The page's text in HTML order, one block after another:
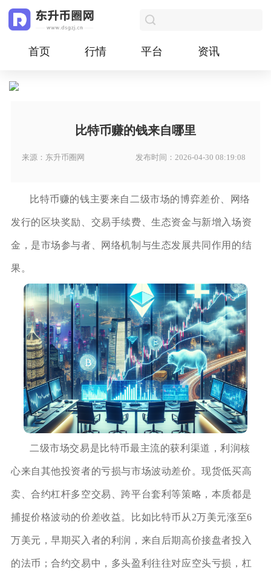
首页 行情 平台 资讯
比特币赚的钱来自哪里
来源：东升币圈网 发布时间：2026-04-30 08:19:08
比特币赚的钱主要来自二级市场的博弈差价、网络
发行的区块奖励、交易手续费、生态资金与新增入场资
金，是市场参与者、网络机制与生态发展共同作用的结
果。
二级市场交易是比特币最主流的获利渠道，利润核
心来自其他投资者的亏损与市场波动差价。现货低买高
卖、合约杠杆多空交易、跨平台套利等策略，本质都是
捕捉价格波动的价差收益。比如比特币从2万美元涨至6
万美元，早期买入者的利润，来自后期高价接盘者投入
的法币；合约交易中，多头盈利往往对应空头亏损，杠